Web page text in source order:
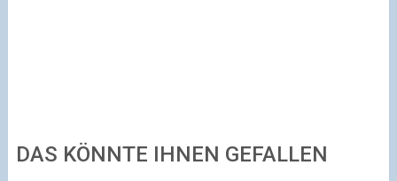
DAS KÖNNTE IHNEN GEFALLEN